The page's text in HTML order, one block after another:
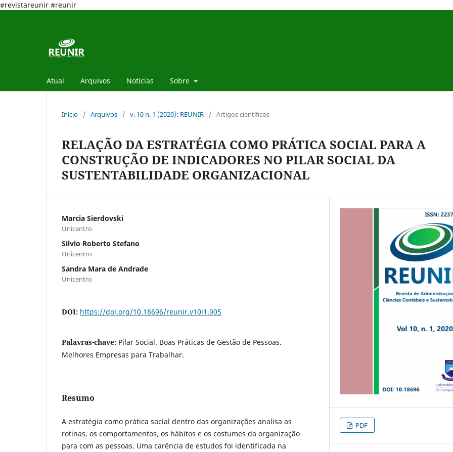
#revistareunir #reunir
Atual Arquivos Notícias Sobre
Início / Arquivos / v. 10 n. 1 (2020): REUNIR / Artigos científicos
RELAÇÃO DA ESTRATÉGIA COMO PRÁTICA SOCIAL PARA A
CONSTRUÇÃO DE INDICADORES NO PILAR SOCIAL DA
SUSTENTABILIDADE ORGANIZACIONAL
Marcia Sierdovski
Unicentro
Silvio Roberto Stefano
Unicentro
Sandra Mara de Andrade
Unicentro
DOI: https://doi.org/10.18696/reunir.v10i1.905
Palavras-chave: Pilar Social. Boas Práticas de Gestão de Pessoas.
Melhores Empresas para Trabalhar.
Resumo
A estratégia como prática social dentro das organizações analisa as
rotinas, os comportamentos, os hábitos e os costumes da organização
para com as pessoas. Uma carência de estudos foi identificada na
PDF